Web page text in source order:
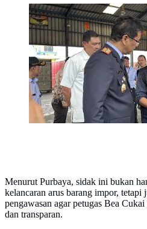
Menkeu Purbaya Yudhi
(sidak) ke Posko Bea Cukai di
Tanjung Priok, Jakarta Utara,
(Foto: Liputan6.com/Tira
Menurut Purbaya, sidak ini bukan
kelancaran arus barang impor, tetapi
pengawasan agar petugas Bea
dan transparan.